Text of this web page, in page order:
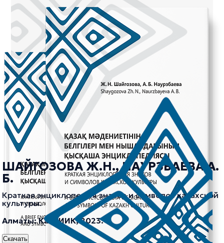
ШАЙГОЗОВА Ж.Н., НАУРЗБАЕВА А.
Б.
Краткая энциклопедия знаков и символов казахской
культуры.
Алматы: КазНИИК, 2023.
Скачать